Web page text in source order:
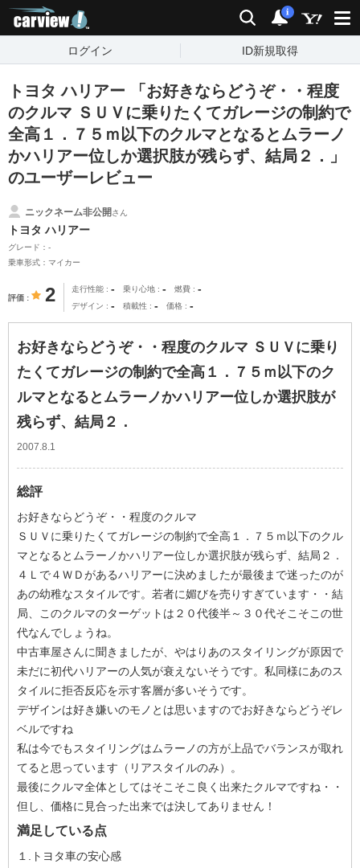
検索 通知
i
ログイン ID新規取得
トヨタ ハリアー 「お好きならどうぞ・・程度
のクルマ ＳＵＶに乗りたくてガレージの制約で
全高１．７５ｍ以下のクルマとなるとムラーノ
かハリアー位しか選択肢が残らず、結局２．」
のユーザーレビュー
ニックネーム非公開さん
トヨタ ハリアー
グレード：-
乗車形式：マイカー
評価 2 走行性能 - 乗り心地 - 燃費 -
デザイン - 積載性 - 価格 -
お好きならどうぞ・・程度のクルマ ＳＵＶに乗り
たくてガレージの制約で全高１．７５ｍ以下のク
ルマとなるとムラーノかハリアー位しか選択肢が
残らず、結局２．
2007.8.1
総評
お好きならどうぞ・・程度のクルマ
ＳＵＶに乗りたくてガレージの制約で全高１．７５ｍ以下のクル
マとなるとムラーノかハリアー位しか選択肢が残らず、結局２．
４Ｌで４ＷＤがあるハリアーに決めましたが最後まで迷ったのが
あの幼稚なスタイルです。若者に媚びを売りすぎています・・結
局、このクルマのターゲットは２０代後半～３０代そこそこの世
代なんでしょうね。
中古車屋さんに聞きましたが、やはりあのスタイリングが原因で
未だに初代ハリアーの人気が衰えないそうです。私同様にあのス
タイルに拒否反応を示す客層が多いそうです。
デザインは好き嫌いのモノとは思いますのでお好きならどうぞレ
ベルですね
私は今でもスタイリングはムラーノの方が上品でバランスが取れ
てると思っています（リアスタイルのみ）。
最後にクルマ全体としてはそこそこ良く出来たクルマですね・・
但し、価格に見合った出来では決してありません！
満足している点
１.トヨタ車の安心感